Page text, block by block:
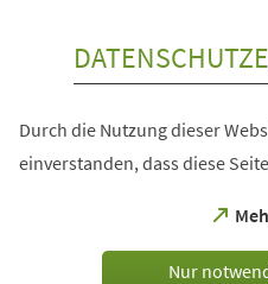
Durch die Nutzung dieser
einverstanden, dass diese
(Öffnet
einem
Nur